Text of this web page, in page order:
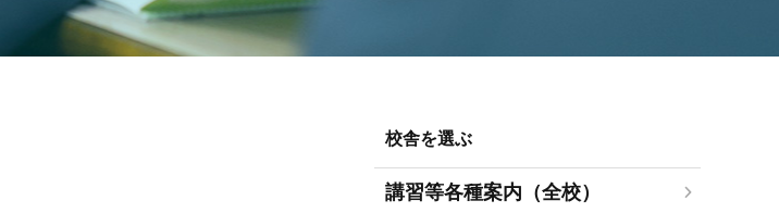
校舎を選ぶ
講習等各種案内（全校）